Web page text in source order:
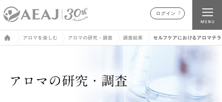
ログイン
アロマを楽しむ アロマの研究・調査 調査結果 セルフケアにおけるアロマテ